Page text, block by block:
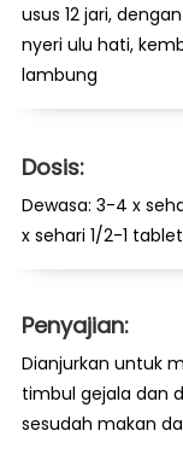
usus 12 jari,
nyeri ulu hati,
lambung
Dosis:
Dewasa: 3-4 x
x sehari 1/2-1
Penyajian:
Dianjurkan untuk
timbul gejala dan
sesudah makan